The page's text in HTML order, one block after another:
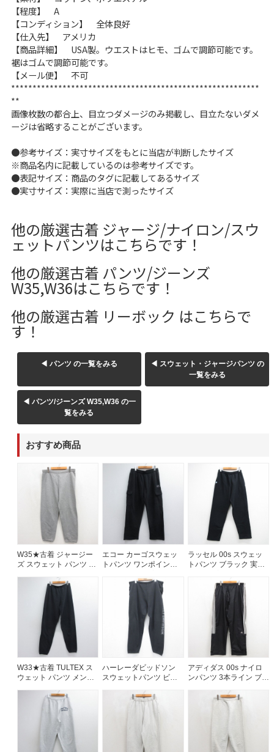
60年代 50年代
すべての年代を見る
週刊ラッシュアウト新聞
古着コラム
メディア・イベント情報
Youtube 古着屋Rush Out チャンネル
お客様の声
レビュー1万件突破
お気に入りリスト
会員登録
会社概要
店舗一覧
古着卸売
特定商取引法に基づく表示
プライバシーポリシー
お問い合わせ
【程度】 A
【コンディション】 全体良好
【仕入先】 アメリカ
【商品詳細】 USA製。ウエストはヒモ、ゴムで調節可能です。
裾はゴムで調節可能です。
【メール便】 不可
**********************************************************
**
画像枚数の都合上、目立つダメージのみ掲載し、目立たないダメ
ージは省略することがございます。
●参考サイズ：実寸サイズをもとに当店が判断したサイズ
※商品名内に記載しているのは参考サイズです。
●表記サイズ：商品のタグに記載してあるサイズ
●実寸サイズ：実際に当店で測ったサイズ
他の厳選古着 ジャージ/ナイロン/スウ
ェットパンツはこちらです！
他の厳選古着 パンツ/ジーンズ
W35,W36はこちらです！
他の厳選古着 リーボック はこちらで
す！
◀ パンツ の一覧をみる
◀ スウェット・ジャージパンツ の
一覧をみる
◀ パンツ/ジーンズ W35,W36 の一
覧をみる
おすすめ商品
W35★古着 ジャージー
ズ スウェット パンツ メ
USA製 グレー 26jul17
エコー カーゴスウェッ
トパンツ ワンポイント
ラッセル 00s スウェッ
トパンツ ブラック 実寸
W33★古着 TULTEX ス
ウェット パンツ メンズ
ブラック 26jul29
ハーレーダビッドソン
スウェットパンツ ビッ
W40 | 古着
アディダス 00s ナイロ
ンパンツ 3本ライン ブラ